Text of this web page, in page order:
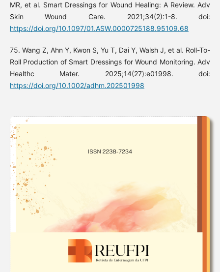
MR, et al. Smart Dressings for Wound Healing: A Review. Adv
Skin Wound Care. 2021;34(2):1-8. doi:
https://doi.org/10.1097/01.ASW.0000725188.95109.68
75. Wang Z, Ahn Y, Kwon S, Yu T, Dai Y, Walsh J, et al. Roll-To-
Roll Production of Smart Dressings for Wound Monitoring. Adv
Healthc Mater. 2025;14(27):e01998. doi:
https://doi.org/10.1002/adhm.202501998